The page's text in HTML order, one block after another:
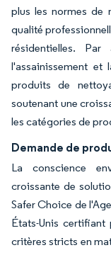
plus les normes de
qualité
résidentielles.
l'assainissement et
produits de
soutenant une
les catégories de
Demande de
La conscience
croissante de
Safer Choice de
États-Unis
critères stricts en